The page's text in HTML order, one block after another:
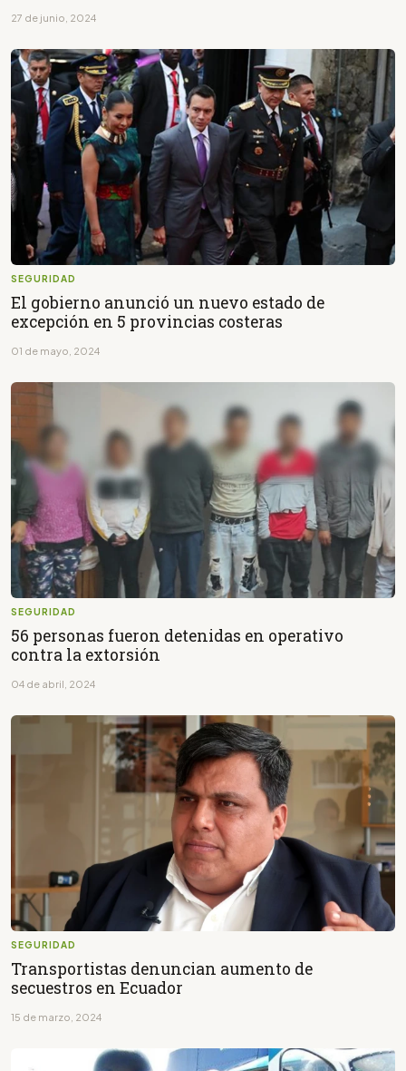
27 de junio, 2024
SEGURIDAD
El gobierno anunció un nuevo estado de
excepción en 5 provincias costeras
01 de mayo, 2024
SEGURIDAD
56 personas fueron detenidas en operativo
contra la extorsión
04 de abril, 2024
SEGURIDAD
Transportistas denuncian aumento de
secuestros en Ecuador
15 de marzo, 2024